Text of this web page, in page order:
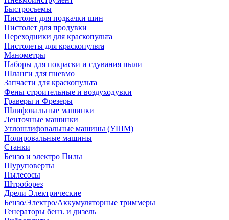
Быстросъемы
Пистолет для подкачки шин
Пистолет для продувки
Переходники для краскопульта
Пистолеты для краскопульта
Манометры
Наборы для покраски и сдувания пыли
Шланги для пневмо
Запчасти для краскопульта
Фены строительные и воздуходувки
Граверы и Фрезеры
Шлифовальные машинки
Ленточные машинки
Углошлифовальные машины (УШМ)
Полировальные машины
Станки
Бензо и электро Пилы
Шуруповерты
Пылесосы
Штроборез
Дрели Электрические
Бензо/Электро/Аккумуляторные триммеры
Генераторы бенз. и дизель